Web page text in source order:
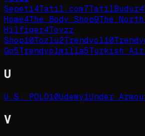
Sepeti4Tatil.com7TatilBudur4
Home4The Body Shop9The
Hilfiger4Toyzz
Shop10Tozlu2Trendyol10
Go5Trendyolmilla5Turkish
U
U.S. POLO10Udemy1Under
V